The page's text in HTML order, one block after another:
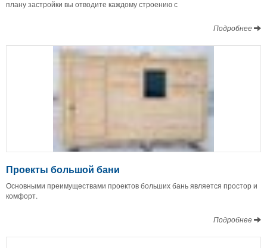
плану застройки вы отводите каждому строению с
Подробнее
Проекты большой бани
Основными преимуществами проектов больших бань является простор и
комфорт.
Подробнее